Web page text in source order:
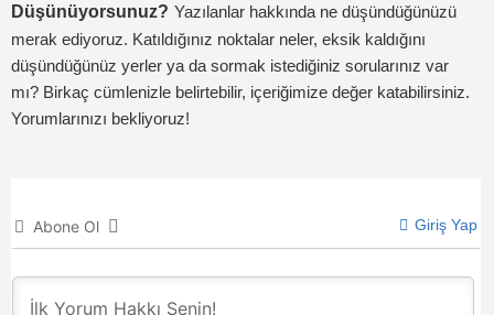
Düşünüyorsunuz? Yazılanlar hakkında ne düşündüğünüzü
merak ediyoruz. Katıldığınız noktalar neler, eksik kaldığını
düşündüğünüz yerler ya da sormak istediğiniz sorularınız var
mı? Birkaç cümlenizle belirtebilir, içeriğimize değer katabilirsiniz.
Yorumlarınızı bekliyoruz!
Abone Ol Giriş Yap